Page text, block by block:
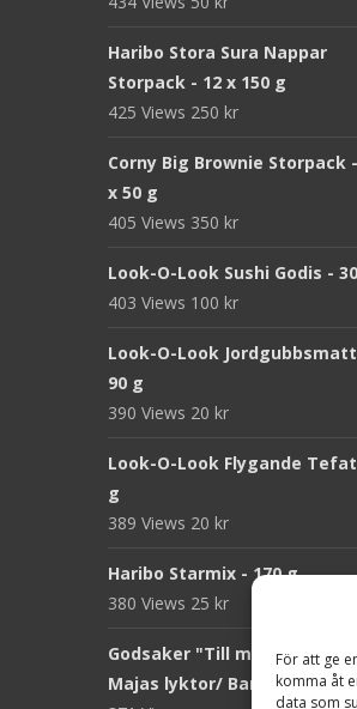
För att ge
komma åt
data som
Haribo Stora Sura Nappar
Storpack - 12 x 150 g
425 Views 250 kr
Corny Big Brownie Storpack
x 50 g
405 Views 350 kr
Look-O-Look Sushi Godis -
403 Views 100 kr
Look-O-Look
90 g
390 Views 20 kr
Look-O-Look Flygande
g
389 Views 20 kr
Haribo Starmix - 170 g
380 Views 25 kr
Godsaker "Till mitt hjärta" -
Majas lyktor/